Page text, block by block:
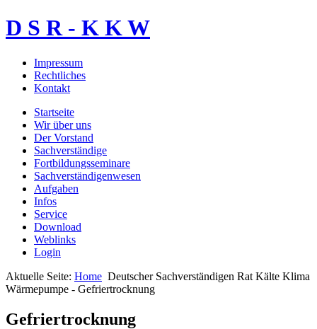
D S R - K K W
Impressum
Rechtliches
Kontakt
Startseite
Wir über uns
Der Vorstand
Sachverständige
Fortbildungsseminare
Sachverständigenwesen
Aufgaben
Infos
Service
Download
Weblinks
Login
Aktuelle Seite: Home Deutscher Sachverständigen Rat Kälte Klima
Wärmepumpe - Gefriertrocknung
Gefriertrocknung